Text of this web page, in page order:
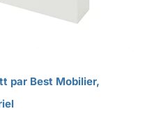
par Best Mobilier,